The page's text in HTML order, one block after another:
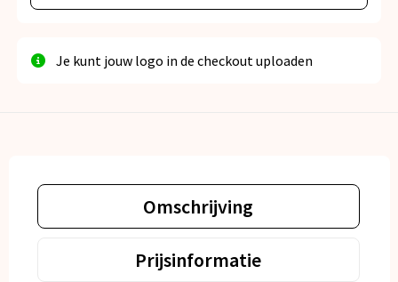
Je kunt jouw logo in de checkout uploaden
Omschrijving
Prijsinformatie